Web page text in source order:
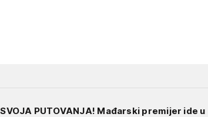
SVOJA PUTOVANJA! Mađarski premijer ide u